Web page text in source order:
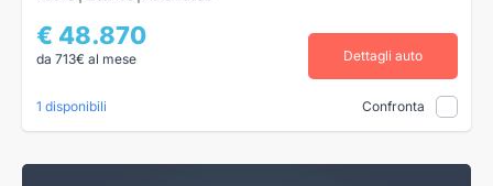
€ 48.870
da 713€ al mese Dettagli auto
1 disponibili Confronta